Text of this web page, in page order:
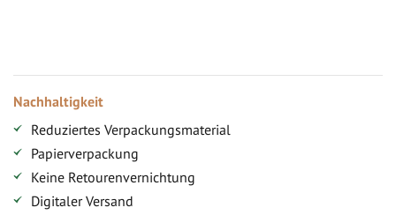
Nachhaltigkeit
Reduziertes Verpackungsmaterial
Papierverpackung
Keine Retourenvernichtung
Digitaler Versand